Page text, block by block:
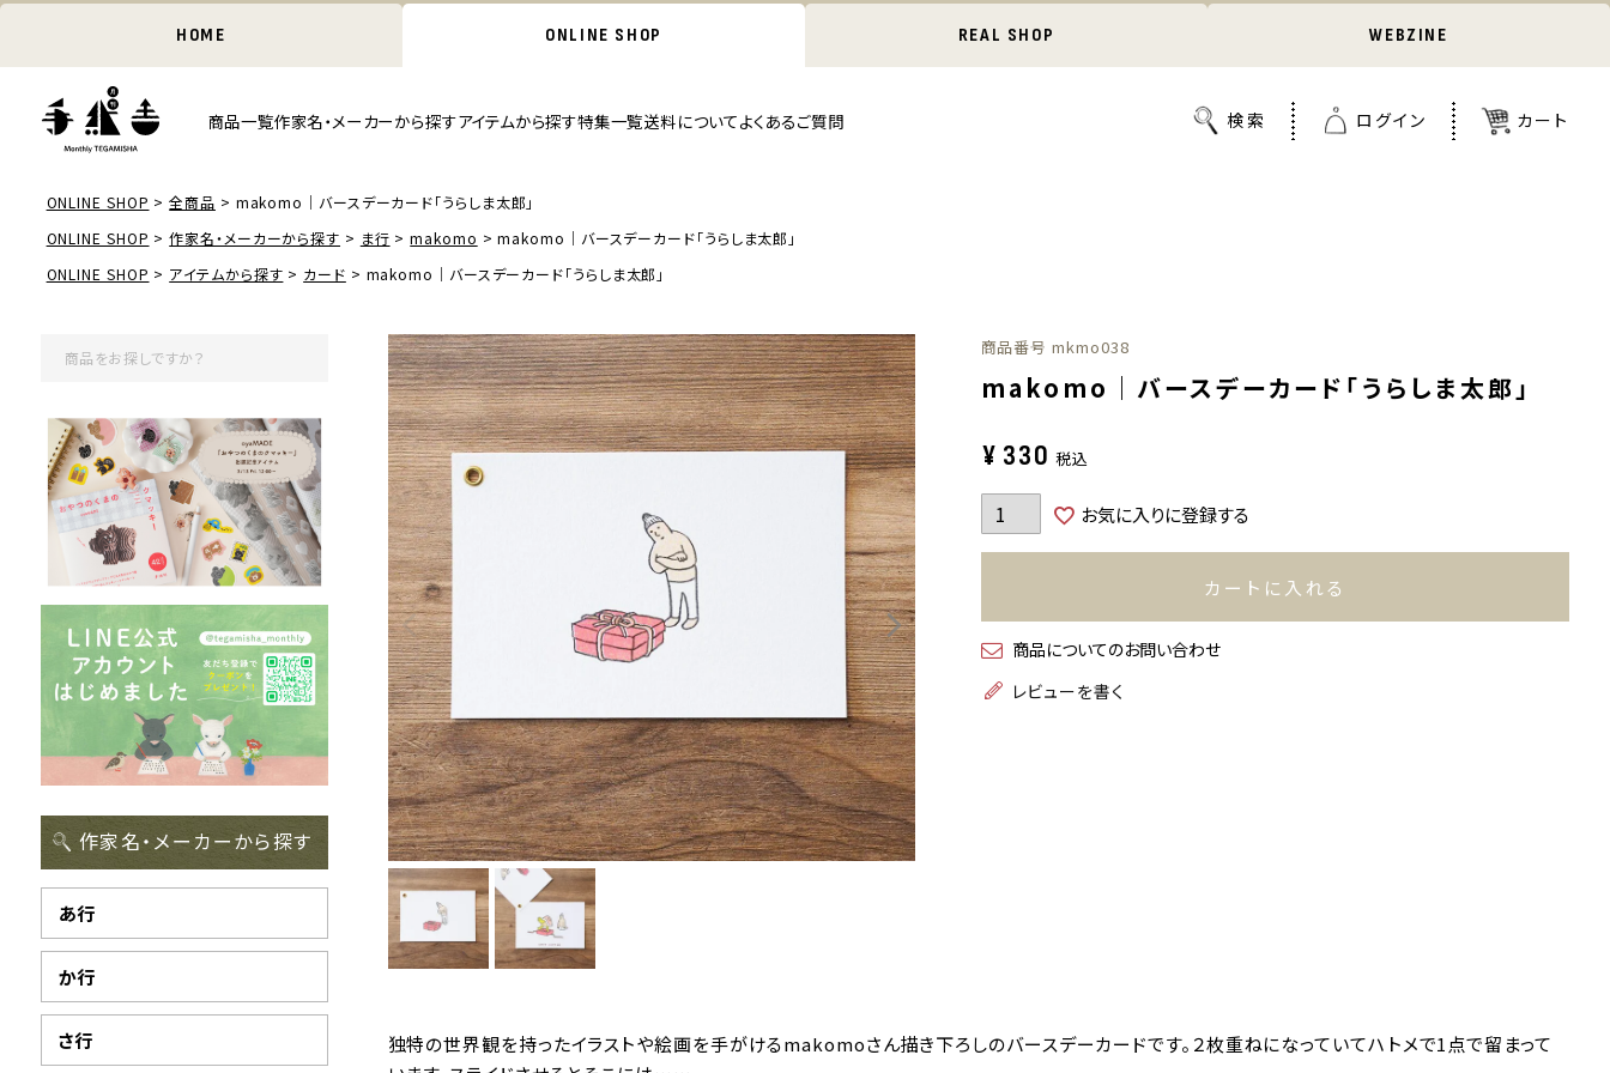
HOME ONLINE SHOP REAL SHOP WEBZINE
商品一覧作家名・メーカーから探すアイテムから探す特集一覧送料についてよくあるご質問
ONLINE SHOP 全商品
makomo｜バースデーカード「うらしま太郎」
ONLINE SHOP
作家名・メーカーから探す ま行 makomo
makomo｜バースデーカード「うらしま太郎」
ONLINE SHOP
アイテムから探す カード makomo｜バースデーカード「うらしま太郎」
作家名・メーカーから探す
あ行
か行
さ行
商品番号 mkmo038
makomo｜バースデーカード「うらしま太郎」
¥ 330 税込
お気に入りに登録する
カートに入れる
商品についてのお問い合わせ
レビューを書く
独特の世界観を持ったイラストや絵画を手がけるmakomoさん描き下ろしのバースデーカードです。２枚重ねになっていてハトメで1点で留まって